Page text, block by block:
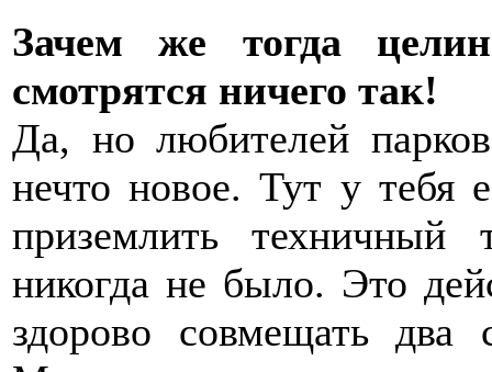
Зачем же тогда
смотрятся ничего так!
Да, но любителей
нечто новое. Тут у тебя
приземлить
никогда не было. Это
здорово совмещать